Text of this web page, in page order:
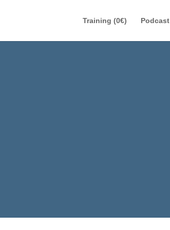
Training (0€) Podcast